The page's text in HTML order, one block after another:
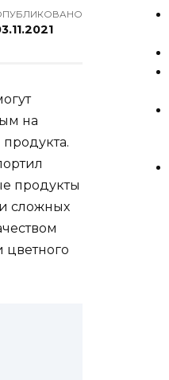
на
продукты
сложных
цветного